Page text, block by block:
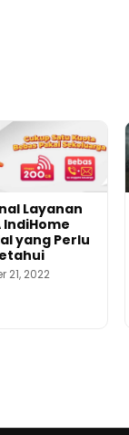
Layanan
IndiHome
yang Perlu
21, 2022